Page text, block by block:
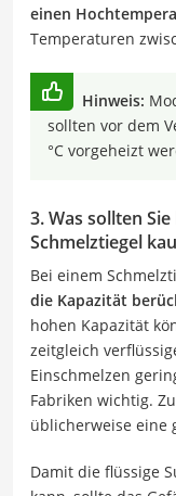
einen
Temperaturen
Hinweis:
sollten vor dem
°C vorgeheizt
3. Was sollten
Schmelztiegel
Bei einem
die Kapazität
hohen Kapazität
zeitgleich
Einschmelzen
Fabriken wichtig.
üblicherweise eine
Damit die flüssige